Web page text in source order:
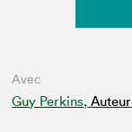
Avec
Guy Perkins,